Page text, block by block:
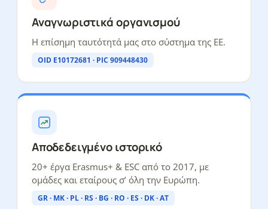
Αναγνωριστικά οργανισμού
Η επίσημη ταυτότητά μας στο σύστημα της ΕΕ.
OID E10172681 · PIC 909448430
Αποδεδειγμένο ιστορικό
20+ έργα Erasmus+ & ESC από το 2017, με
ομάδες και εταίρους σ’ όλη την Ευρώπη.
GR · MK · PL · RS · BG · RO · ES · DK · AT